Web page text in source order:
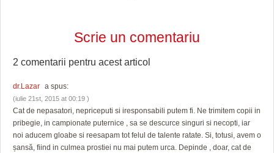
Scrie un comentariu
2 comentarii pentru acest articol
dr.Lazar a spus:
(iulie 21st, 2015 at 00:19 )
Cat de nepasatori, nepriceputi si iresponsabili putem fi. Ne trimitem copii in
pribegie, in campionate puternice , sa se descurce singuri si necopti, iar
noi aducem gloabe si reesapam tot felul de talente ratate. Si, totusi, avem o
șansă, fiind in culmea prostiei nu mai putem urca. Depinde , doar, cat de